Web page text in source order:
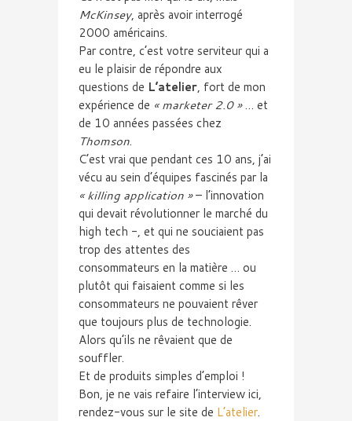
McKinsey, après avoir interrogé
2000 américains.
Par contre, c’est votre serviteur qui a
eu le plaisir de répondre aux
questions de L’atelier, fort de mon
expérience de « marketer 2.0 »… et
de 10 années passées chez
Thomson.
C’est vrai que pendant ces 10 ans, j’ai
vécu au sein d’équipes fascinés par la
« killing application »– l’innovation
qui devait révolutionner le marché du
high tech -, et qui ne souciaient pas
trop des attentes des
consommateurs en la matière … ou
plutôt qui faisaient comme si les
consommateurs ne pouvaient rêver
que toujours plus de technologie.
Alors qu’ils ne rêvaient que de
souffler.
Et de produits simples d’emploi !
Bon, je ne vais refaire l’interview ici,
rendez-vous sur le site de L’atelier.